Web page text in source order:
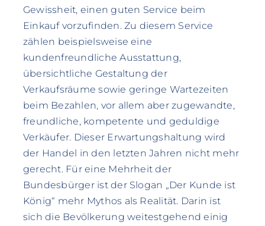
Gewissheit, einen guten Service beim
Einkauf vorzufinden. Zu diesem Service
zählen beispielsweise eine
kundenfreundliche Ausstattung,
übersichtliche Gestaltung der
Verkaufsräume sowie geringe Wartezeiten
beim Bezahlen, vor allem aber zugewandte,
freundliche, kompetente und geduldige
Verkäufer. Dieser Erwartungshaltung wird
der Handel in den letzten Jahren nicht mehr
gerecht. Für eine Mehrheit der
Bundesbürger ist der Slogan „Der Kunde ist
König“ mehr Mythos als Realität. Darin ist
sich die Bevölkerung weitestgehend einig